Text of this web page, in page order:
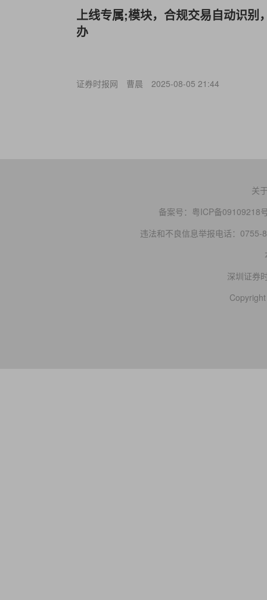
上线专属;模块，合规交易自动识别
办
证券时报网 曹晨 2025-08-05 21:44
关
备案号： 粤ICP备09109218
违法和不良信息举报电话：0755-
深圳证券